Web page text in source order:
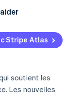
annuelle
des
fondateur
Stripe Atlas
soutient les
Les nouvelles